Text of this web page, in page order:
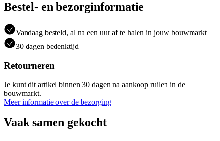
Bestel- en bezorginformatie
Vandaag besteld, al na een uur af te halen in jouw bouwmarkt
30 dagen bedenktijd
Retourneren
Je kunt dit artikel binnen 30 dagen na aankoop ruilen in de
bouwmarkt.
Meer informatie over de bezorging
Vaak samen gekocht